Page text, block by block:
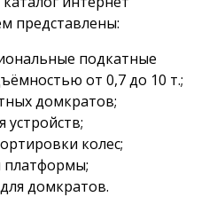
представлены:
подкатные
от 0,7 до 10 т.;
домкратов;
устройств;
колес;
платформы;
домкратов.